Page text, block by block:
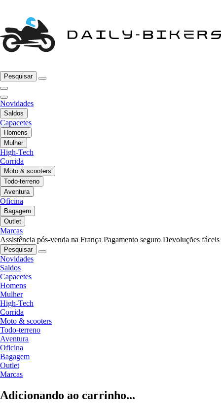
Pesquisar
Novidades
Saldos
Capacetes
Homens
Mulher
High-Tech
Corrida
Moto & scooters
Todo-terreno
Aventura
Oficina
Bagagem
Outlet
Marcas
Assistência pós-venda na França Pagamento seguro Devoluções fáceis
Pesquisar
Novidades
Saldos
Capacetes
Homens
Mulher
High-Tech
Corrida
Moto & scooters
Todo-terreno
Aventura
Oficina
Bagagem
Outlet
Marcas
Adicionando ao carrinho...